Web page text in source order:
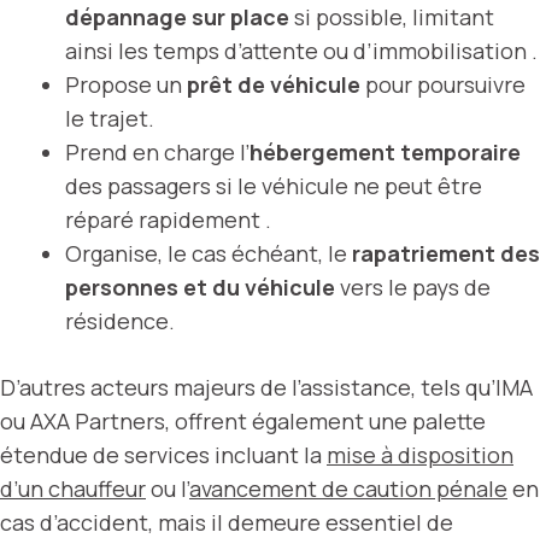
dépannage sur place si possible, limitant
ainsi les temps d’attente ou d’immobilisation .
Propose un prêt de véhicule pour poursuivre
le trajet.
Prend en charge l’hébergement temporaire
des passagers si le véhicule ne peut être
réparé rapidement .
Organise, le cas échéant, le rapatriement des
personnes et du véhicule vers le pays de
résidence.
D’autres acteurs majeurs de l’assistance, tels qu’IMA
ou AXA Partners, offrent également une palette
étendue de services incluant la mise à disposition
d’un chauffeurou l’avancement de caution pénale en
cas d’accident, mais il demeure essentiel de